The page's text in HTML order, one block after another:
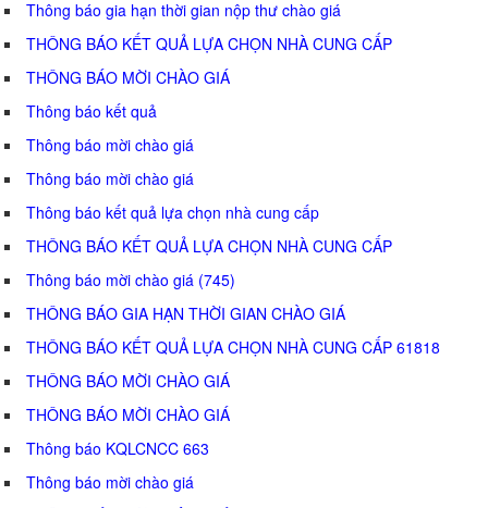
Thông báo gia hạn thời gian nộp thư chào giá
THÔNG BÁO KẾT QUẢ LỰA CHỌN NHÀ CUNG CẤP
THÔNG BÁO MỜI CHÀO GIÁ
Thông báo kết quả
Thông báo mời chào giá
Thông báo mời chào giá
Thông báo kết quả lựa chọn nhà cung cấp
THÔNG BÁO KẾT QUẢ LỰA CHỌN NHÀ CUNG CẤP
Thông báo mời chào giá (745)
THÔNG BÁO GIA HẠN THỜI GIAN CHÀO GIÁ
THÔNG BÁO KẾT QUẢ LỰA CHỌN NHÀ CUNG CẤP 61818
THÔNG BÁO MỜI CHÀO GIÁ
THÔNG BÁO MỜI CHÀO GIÁ
Thông báo KQLCNCC 663
Thông báo mời chào giá